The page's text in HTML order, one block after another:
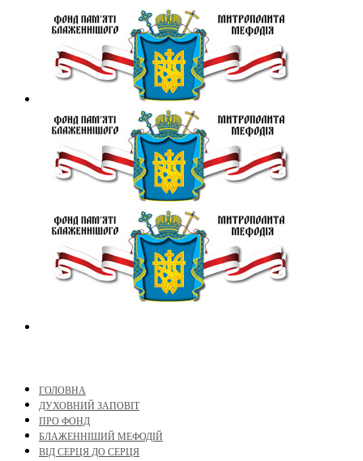
ГОЛОВНА
ДУХОВНИЙ ЗАПОВІТ
ПРО ФОНД
БЛАЖЕННІШИЙ МЕФОДІЙ
ВІД СЕРЦЯ ДО СЕРЦЯ